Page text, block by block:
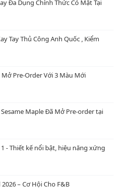
Đa Dụng Chính Thức Có Mặt Tại
Tay Thủ Công Anh Quốc , Kiểm
Pre-Order Với 3 Màu Mới
Sesame Maple Đã Mở Pre-order tại
1 - Thiết kế nổi bật, hiệu năng xứng
– Cơ Hội Cho F&B